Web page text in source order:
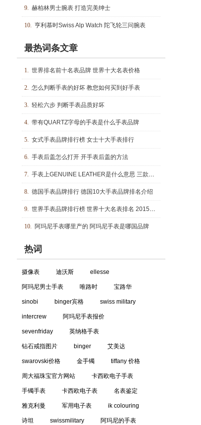
9. 赫柏林男士腕表 打造完美绅士
10. 亨利慕时Swiss Alp Watch 陀飞轮三问腕表
最热词条文章
1. 世界排名前十名表品牌 世界十大名表价格
2. 怎么判断手表的好坏 教您如何买到好手表
3. 轻松六步 判断手表品质好坏
4. 带有QUARTZ字母的手表是什么手表品牌
5. 女式手表品牌排行榜 女士十大手表排行
6. 手表后盖怎么打开 开手表后盖的方法
7. 手表上GENUINE LEATHER是什么意思 三款真皮手表推荐！
8. 德国手表品牌排行 德国10大手表品牌排名介绍
9. 世界手表品牌排行榜 世界十大名表排名 2015瑞士名表排行榜
10. 阿玛尼手表哪里产的 阿玛尼手表是哪国品牌
热词
摄像表 迪沃斯 ellesse
阿玛尼男士手表 唯路时 宝路华
sinobi binger宾格 swiss military
intercrew 阿玛尼手表报价
sevenfriday 英纳格手表
钻石戒指图片 binger 艾美达
swarovski价格 金手镯 tiffany 价格
周大福珠宝官方网站 卡西欧电子手表
手镯手表 卡西欧电子表 名表鉴定
雅克利曼 军用电子表 ik colouring
诗坦 swissmilitary 阿玛尼的手表